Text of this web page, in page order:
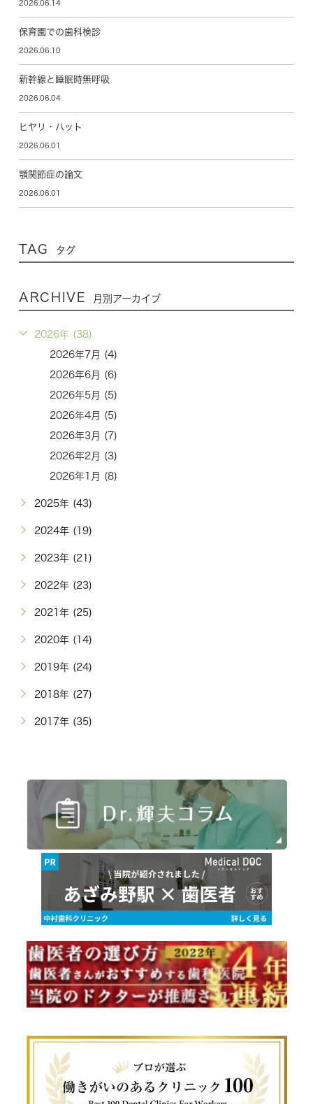
2026.06.14
保育園での歯科検診
2026.06.10
新幹線と睡眠時無呼吸
2026.06.04
ヒヤリ・ハット
2026.06.01
顎関節症の論文
2026.06.01
TAG タグ
ARCHIVE 月別アーカイブ
2026年 (38)
2026年7月 (4)
2026年6月 (6)
2026年5月 (5)
2026年4月 (5)
2026年3月 (7)
2026年2月 (3)
2026年1月 (8)
2025年 (43)
2024年 (19)
2023年 (21)
2022年 (23)
2021年 (25)
2020年 (14)
2019年 (24)
2018年 (27)
2017年 (35)